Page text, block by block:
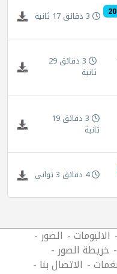
3 دقائق 17 ثانية
3 دقائق 29
ثانية
3 دقائق 19
ثانية
4 دقائق 3 ثواني
الالبومات الصور
خريطة الصور
الاتصال بنا